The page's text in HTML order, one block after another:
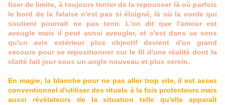
fixer de limite, à toujours tenter de la repousser là où parfois
le bord de la falaise n'est pas si éloigné, là où la corde qui
soutient pourrait ne pas tenir. L'on dit que l'amour est
aveugle mais il peut aussi aveugler, et c'est dans ce sens
qu'un avis extérieur plus objectif devient d'un grand
secours pour se repositionner sur le fil d'une réalité dont la
clarté fait jour sous un angle nouveau et plus serein.
En magie, la blanche pour ne pas aller trop vite, il est assez
conventionnel d'utiliser des rituels à la fois protecteurs mais
aussi révélateurs de la situation telle qu'elle apparaît